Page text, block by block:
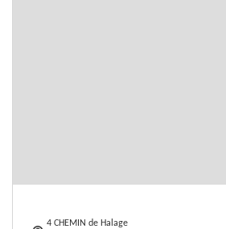
4 CHEMIN de Halage